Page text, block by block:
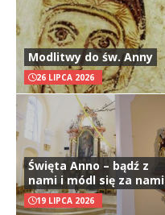
Modlitwy do św. Anny
26 LIPCA 2026
Święta Anno – bądź z
nami i módl się za nami
19 LIPCA 2026